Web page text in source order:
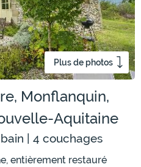
Plus de photos
Monflanquin,
Aquitaine
| 4 couchages
entièrement restauré